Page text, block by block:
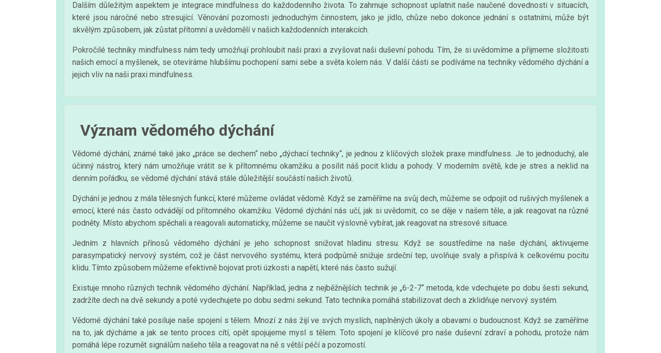
Dalším důležitým aspektem je integrace mindfulness do každodenního života. To zahrnuje schopnost uplatnit naše naučené dovednosti v situacích,
které jsou náročné nebo stresující. Věnování pozornosti jednoduchým činnostem, jako je jídlo, chůze nebo dokonce jednání s ostatními, může být
skvělým způsobem, jak zůstat přítomní a uvědomělí v našich každodenních interakcích.
Pokročilé techniky mindfulness nám tedy umožňují prohloubit naši praxi a zvyšovat naši duševní pohodu. Tím, že si uvědomíme a přijmeme složitosti
našich emocí a myšlenek, se otevíráme hlubšímu pochopení sami sebe a světa kolem nás. V další části se podíváme na techniky vědomého dýchání a
jejich vliv na naši praxi mindfulness.
Význam vědomého dýchání
Vědomé dýchání, známé také jako „práce se dechem“ nebo „dýchací techniky“, je jednou z klíčových složek praxe mindfulness. Je to jednoduchý, ale
účinný nástroj, který nám umožňuje vrátit se k přítomnému okamžiku a posílit náš pocit klidu a pohody. V moderním světě, kde je stres a neklid na
denním pořádku, se vědomé dýchání stává stále důležitější součástí našich životů.
Dýchání je jednou z mála tělesných funkcí, které můžeme ovládat vědomě. Když se zaměříme na svůj dech, můžeme se odpojit od rušivých myšlenek a
emocí, které nás často odvádějí od přítomného okamžiku. Vědomé dýchání nás učí, jak si uvědomit, co se děje v našem těle, a jak reagovat na různé
podněty. Místo abychom spěchali a reagovali automaticky, můžeme se naučit výslovně vybírat, jak reagovat na stresové situace.
Jedním z hlavních přínosů vědomého dýchání je jeho schopnost snižovat hladinu stresu. Když se soustředíme na naše dýchání, aktivujeme
parasympatický nervový systém, což je část nervového systému, která podpůrně snižuje srdeční tep, uvolňuje svaly a přispívá k celkovému pocitu
klidu. Tímto způsobem můžeme efektivně bojovat proti úzkosti a napětí, které nás často sužují.
Existuje mnoho různých technik vědomého dýchání. Například, jedna z nejběžnějších technik je „6-2-7“ metoda, kde vdechujete po dobu šesti sekund,
zadržíte dech na dvě sekundy a poté vydechujete po dobu sedmi sekund. Tato technika pomáhá stabilizovat dech a zklidňuje nervový systém.
Vědomé dýchání také posiluje naše spojení s tělem. Mnozí z nás žijí ve svých myslích, naplněných úkoly a obavami o budoucnost. Když se zaměříme
na to, jak dýcháme a jak se tento proces cítí, opět spojujeme mysl s tělem. Toto spojení je klíčové pro naše duševní zdraví a pohodu, protože nám
pomáhá lépe rozumět signálům našeho těla a reagovat na ně s větší péčí a pozorností.